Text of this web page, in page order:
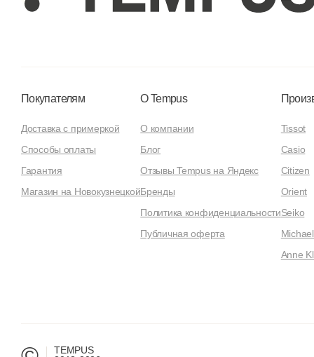
Покупателям
Доставка с примеркой
Способы оплаты
Гарантия
Магазин на Новокузнецкой
О Tempus
О компании
Блог
Отзывы Tempus на Яндекс
Бренды
Политика конфиденциальности
Публичная оферта
Tissot
Casio
Citizen
Orient
Seiko
Anne
TEMPUS